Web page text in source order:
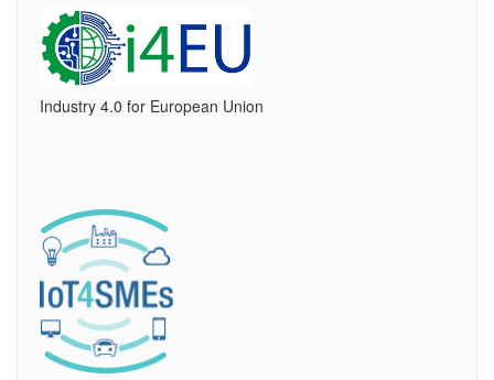
Industry 4.0 for European Union